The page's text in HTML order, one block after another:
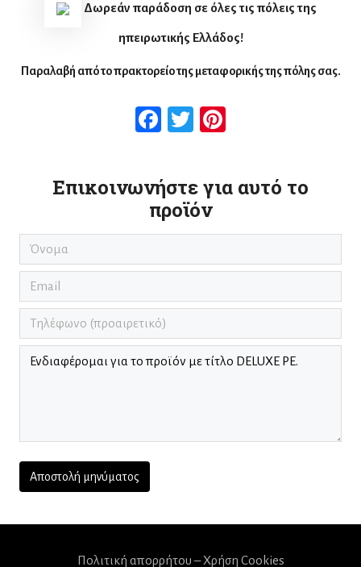
Δωρεάν παράδοση σε όλες τις πόλεις της
ηπειρωτικής Ελλάδος!
Παραλαβή από το πρακτορείο της μεταφορικής της πόλης σας.
Facebook
Twitter
Επικοινωνήστε για αυτό το
προϊόν
Πολιτική απορρήτου – Χρήση Cookies